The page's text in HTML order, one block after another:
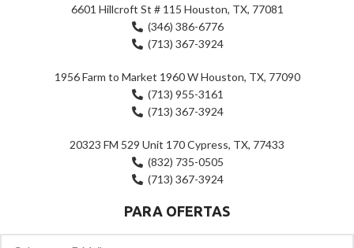
6601 Hillcroft St # 115 Houston, TX, 77081
(346) 386-6776
(713) 367-3924
1956 Farm to Market 1960 W Houston, TX, 77090
(713) 955-3161
(713) 367-3924
20323 FM 529 Unit 170 Cypress, TX, 77433
(832) 735-0505
(713) 367-3924
PARA OFERTAS